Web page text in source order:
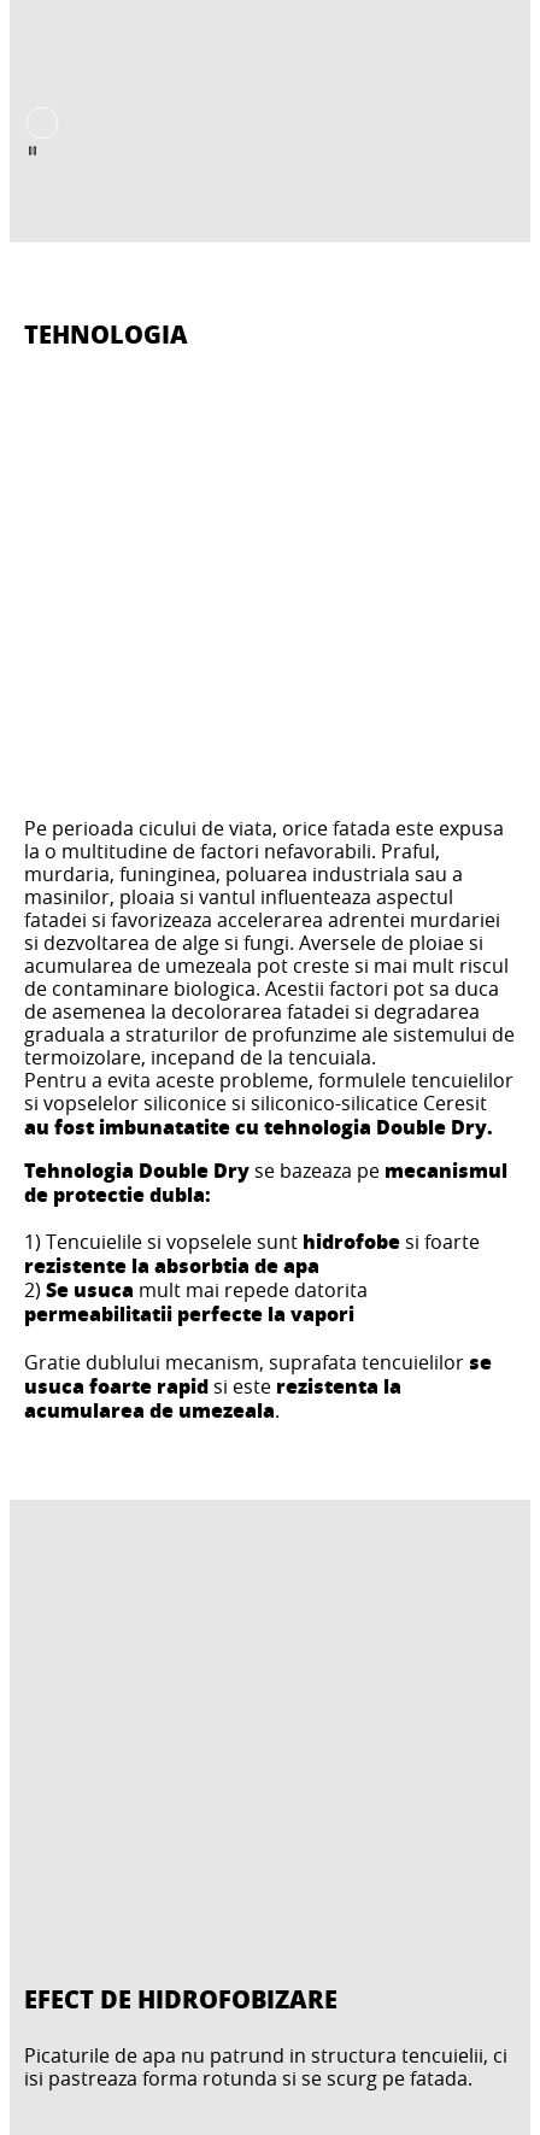
TEHNOLOGIA
Pe perioada cicului de viata, orice fatada este expusa
la o multitudine de factori nefavorabili. Praful,
murdaria, funinginea, poluarea industriala sau a
masinilor, ploaia si vantul influenteaza aspectul
fatadei si favorizeaza accelerarea adrentei murdariei
si dezvoltarea de alge si fungi. Aversele de ploiae si
acumularea de umezeala pot creste si mai mult riscul
de contaminare biologica. Acestii factori pot sa duca
de asemenea la decolorarea fatadei si degradarea
graduala a straturilor de profunzime ale sistemului de
termoizolare, incepand de la tencuiala.
Pentru a evita aceste probleme, formulele tencuielilor
si vopselelor siliconice si siliconico-silicatice Ceresit
au fost imbunatatite cu tehnologia Double Dry.
Tehnologia Double Dryse bazeaza pe mecanismul
de protectie dubla:
1) Tencuielile si vopselele sunt hidrofobesi foarte
rezistente la absorbtia de apa
2) Se usuca mult mai repede datorita
permeabilitatii perfecte la vapori
Gratie dublului mecanism, suprafata tencuielilor se
usuca foarte rapidsi este rezistenta la
acumularea de umezeala.
EFECT DE HIDROFOBIZARE
Picaturile de apa nu patrund in structura tencuielii, ci
isi pastreaza forma rotunda si se scurg pe fatada.